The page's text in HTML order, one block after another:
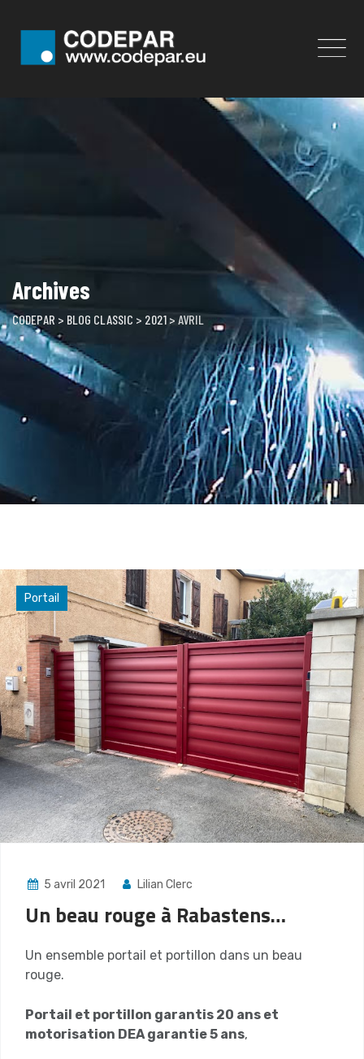
Archives
CODEPAR > BLOG CLASSIC > 2021> AVRIL
Portail
5 avril 2021 Lilian Clerc
Un beau rouge à Rabastens…
Un ensemble portail et portillon dans un beau
rouge.
Portail et portillon garantis 20 ans et
motorisation DEA garantie 5 ans,